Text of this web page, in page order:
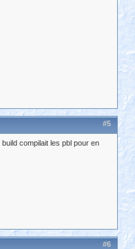
#5
compilait les pbl pour en
#6